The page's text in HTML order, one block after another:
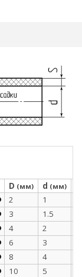
D (мм) d (мм)
2 1
3 1.5
4 2
6 3
8 4
10 5